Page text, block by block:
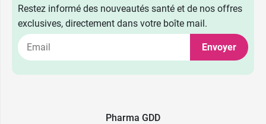
Restez informé des nouveautés santé et de nos offres
exclusives, directement dans votre boîte mail.
Envoyer
Pharma GDD